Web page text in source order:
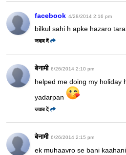
facebook 4/28/2014 2:16 pm
bilkul sahi h apke hazaro
जवाब दें
बेनामी 6/26/2014 2:10 pm
helped me doing my holiday
yadarpan
जवाब दें
बेनामी 6/26/2014 2:15 pm
ek muhaavro se bani